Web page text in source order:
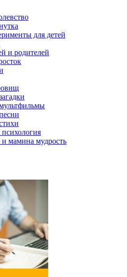
для детей
и родителей
мамина мудрость